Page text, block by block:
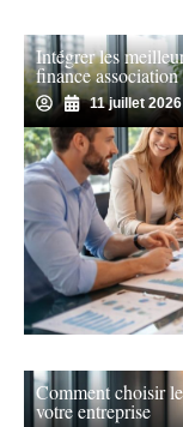
Intégrer les
finance association
11 juillet 2026
Comment choisir
votre entreprise